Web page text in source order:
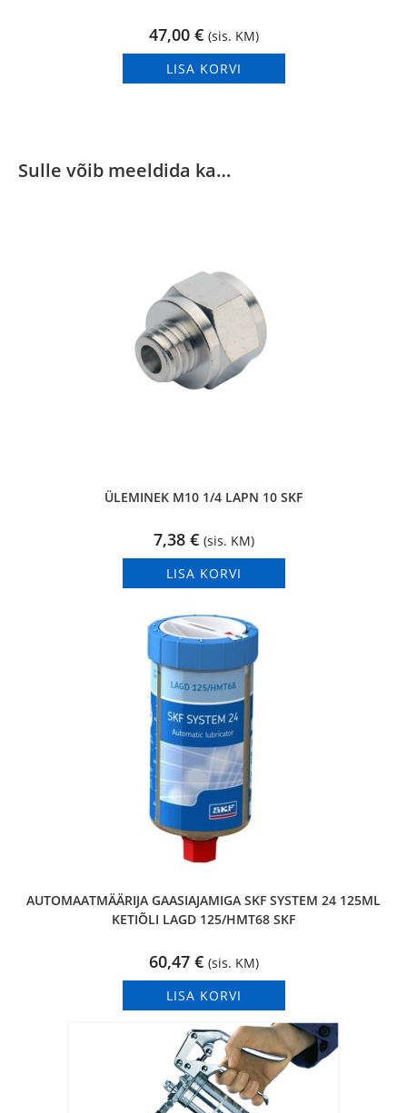
47,00 € (sis. KM)
LISA KORVI
Sulle võib meeldida ka…
ÜLEMINEK M10 1/4 LAPN 10 SKF
7,38 € (sis. KM)
LISA KORVI
AUTOMAATMÄÄRIJA GAASIAJAMIGA SKF SYSTEM 24 125ML
KETIÕLI LAGD 125/HMT68 SKF
60,47 € (sis. KM)
LISA KORVI